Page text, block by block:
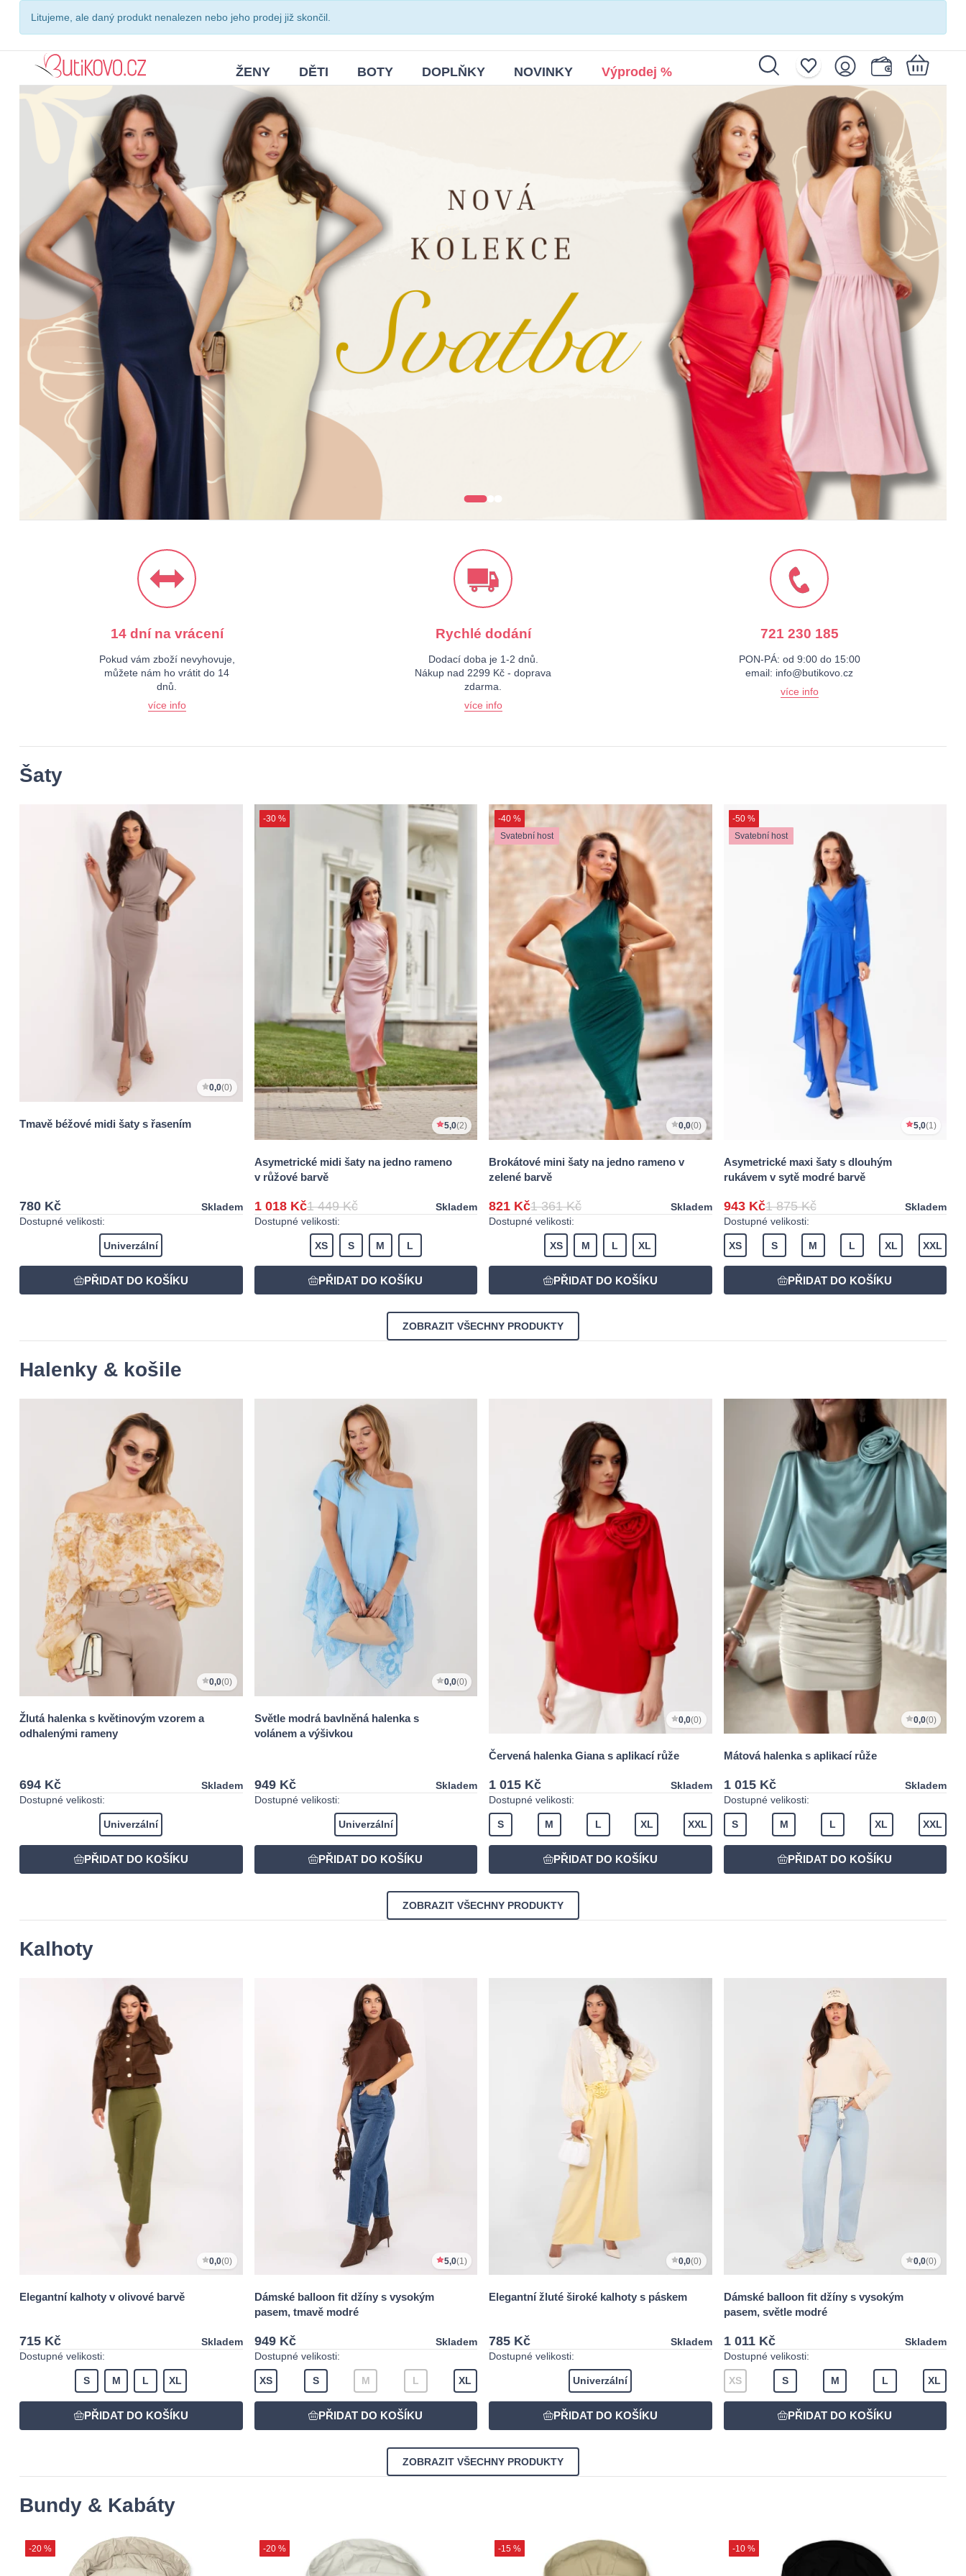
Litujeme, ale daný produkt nenalezen nebo jeho prodej již skončil.
ŽENY DĚTI BOTY DOPLŇKY NOVINKY Výprodej %
Nákupní košík je prázdný.
14 dní na vrácení
Pokud vám zboží nevyhovuje,
můžete nám ho vrátit do 14
dnů.
více info
Rychlé dodání
Dodací doba je 1-2 dnů.
Nákup nad 2299 Kč - doprava
zdarma.
více info
721 230 185
PON-PÁ: od 9:00 do 15:00
email: info@butikovo.cz
více info
Šaty
0,0(0)
Tmavě béžové midi šaty s řasením
780 Kč
Skladem
Dostupné velikosti:
Univerzální
-30 %
5,0(2)
Asymetrické midi šaty na jedno rameno
v růžové barvě
1 018 Kč1 449 Kč
Skladem
Dostupné velikosti:
XS S M L
-40 %
Svatební host
0,0(0)
Brokátové mini šaty na jedno rameno v
zelené barvě
821 Kč1 361 Kč
Skladem
Dostupné velikosti:
XS M L XL
-50 %
Svatební host
5,0(1)
Asymetrické maxi šaty s dlouhým
rukávem v sytě modré barvě
943 Kč1 875 Kč
Skladem
Dostupné velikosti:
XS S M L XL XXL
ZOBRAZIT VŠECHNY PRODUKTY
Halenky & košile
0,0(0)
Žlutá halenka s květinovým vzorem a
odhalenými rameny
694 Kč
Skladem
Dostupné velikosti:
Univerzální
0,0(0)
Světle modrá bavlněná halenka s
volánem a výšivkou
949 Kč
Skladem
Dostupné velikosti:
Univerzální
0,0(0)
Červená halenka Giana s aplikací růže
1 015 Kč
Skladem
Dostupné velikosti:
S M L XL XXL
0,0(0)
Mátová halenka s aplikací růže
1 015 Kč
Skladem
Dostupné velikosti:
S M L XL XXL
ZOBRAZIT VŠECHNY PRODUKTY
Kalhoty
0,0(0)
Elegantní kalhoty v olivové barvě
715 Kč
Skladem
Dostupné velikosti:
S M L XL
5,0(1)
Dámské balloon fit džíny s vysokým
pasem, tmavě modré
949 Kč
Skladem
Dostupné velikosti:
XS S M L XL
0,0(0)
Elegantní žluté široké kalhoty s páskem
785 Kč
Skladem
Dostupné velikosti:
Univerzální
0,0(0)
Dámské balloon fit džíny s vysokým
pasem, světle modré
1 011 Kč
Skladem
Dostupné velikosti:
XS S M L XL
ZOBRAZIT VŠECHNY PRODUKTY
Bundy & Kabáty
-20 % -20 % -15 % -10 %